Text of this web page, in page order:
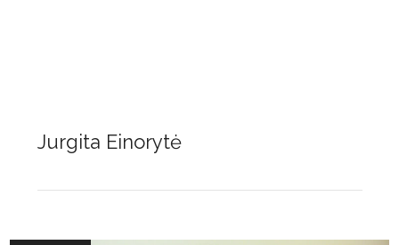
Jurgita Einorytė